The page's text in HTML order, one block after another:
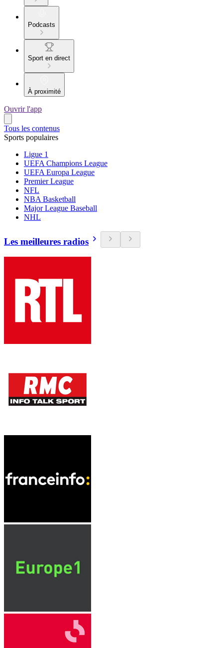
Podcasts
Sport en direct
À proximité
Ouvrir l'app
Tous les contenus
Sports populaires
Ligue 1
UEFA Champions League
UEFA Europa League
Premier League
NFL
NBA Basketball
Major League Baseball
NHL
Les meilleures radios